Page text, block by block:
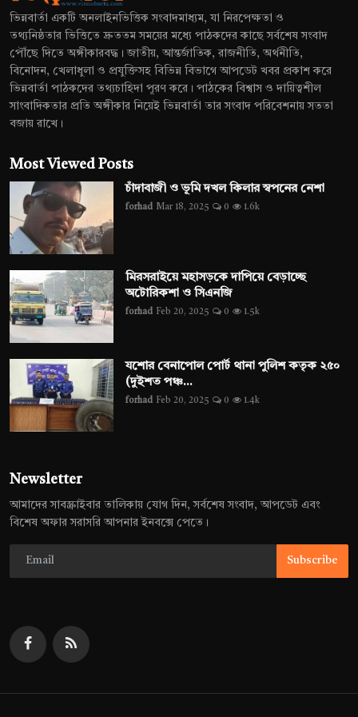
ভিন্নবার্তা একটি অনলাইনভিত্তিক সংবাদমাধ্যম, যা নিরপেক্ষতা ও
তথ্যনিষ্ঠতার ভিত্তিতে দ্রুততম সময়ের মধ্যে পাঠকদের কাছে সর্বশেষ সংবাদ
পৌঁছে দিতে অঙ্গীকারবদ্ধ। জাতীয়, আন্তর্জাতিক, রাজনীতি, অর্থনীতি,
বিনোদন, খেলাধুলা ও প্রযুক্তিসহ বিভিন্ন বিভাগে আপডেট খবর প্রকাশ করে
ভিন্নবার্তা পাঠকদের তথ্যচাহিদা পূরণ করে। পাঠকের বিশ্বাস ও দায়িত্বশীল
সাংবাদিকতার প্রতি অঙ্গীকার নিয়েই ভিন্নবার্তা তার সংবাদ পরিবেশনায় সততা
বজায় রাখে।
Most Viewed Posts
চাঁদাবাজী ও ভূমি দখল কিলার স্বপনের নেশা
forhad Mar 18, 2025 0 1.6k
মিরসরাইয়ে মহাসড়কে দাপিয়ে বেড়াচ্ছে
অটোরিকশা ও সিএনজি
forhad Feb 20, 2025 0 1.5k
যশোর বেনাপোল পোর্ট থানা পুলিশ কতৃক ২৫০
(দুইশত পঞ্চ...
forhad Feb 20, 2025 0 1.4k
Newsletter
আমাদের সাবস্ক্রাইবার তালিকায় যোগ দিন, সর্বশেষ সংবাদ, আপডেট এবং
বিশেষ অফার সরাসরি আপনার ইনবক্সে পেতে।
Subscribe